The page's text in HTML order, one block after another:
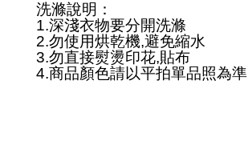
洗滌說明：
1.深淺衣物要分開洗滌
2.勿使用烘乾機,避免縮水
3.勿直接熨燙印花,貼布
4.商品顏色請以平拍單品照為準